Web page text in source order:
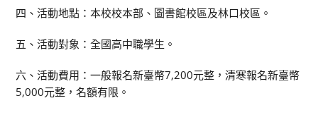
四、活動地點：本校校本部、圖書館校區及林口校區。
五、活動對象：全國高中職學生。
六、活動費用：一般報名新臺幣7,200元整，清寒報名新臺幣
5,000元整，名額有限。